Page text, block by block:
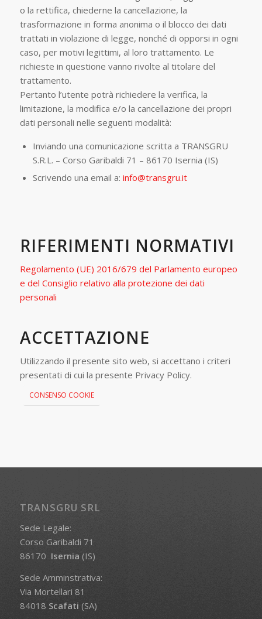
o la rettifica, chiederne la cancellazione, la
trasformazione in forma anonima o il blocco dei dati
trattati in violazione di legge, nonché di opporsi in ogni
caso, per motivi legittimi, al loro trattamento. Le
richieste in questione vanno rivolte al titolare del
trattamento.
Pertanto l’utente potrà richiedere la verifica, la
limitazione, la modifica e/o la cancellazione dei propri
dati personali nelle seguenti modalità:
Inviando una comunicazione scritta a TRANSGRU
S.R.L. – Corso Garibaldi 71 – 86170 Isernia (IS)
Scrivendo una email a: info@transgru.it
RIFERIMENTI NORMATIVI
Regolamento (UE) 2016/679 del Parlamento europeo
e del Consiglio relativo alla protezione dei dati
personali
ACCETTAZIONE
Utilizzando il presente sito web, si accettano i criteri
presentati di cui la presente Privacy Policy.
CONSENSO COOKIE
TRANSGRU SRL
Sede Legale:
Corso Garibaldi 71
86170 Isernia (IS)
Sede Amminstrativa:
Via Mortellari 81
84018 Scafati (SA)